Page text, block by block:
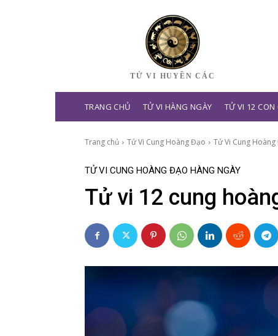
TỬ VI HUYỀN CÁC
TRANG CHỦ TỬ VI HÀNG NGÀY TỬ VI 12 CON
Trang chủ Tử Vi Cung Hoàng Đạo Tử Vi Cung
TỬ VI CUNG HOÀNG ĐẠO HÀNG NGÀY
Tử vi 12 cung